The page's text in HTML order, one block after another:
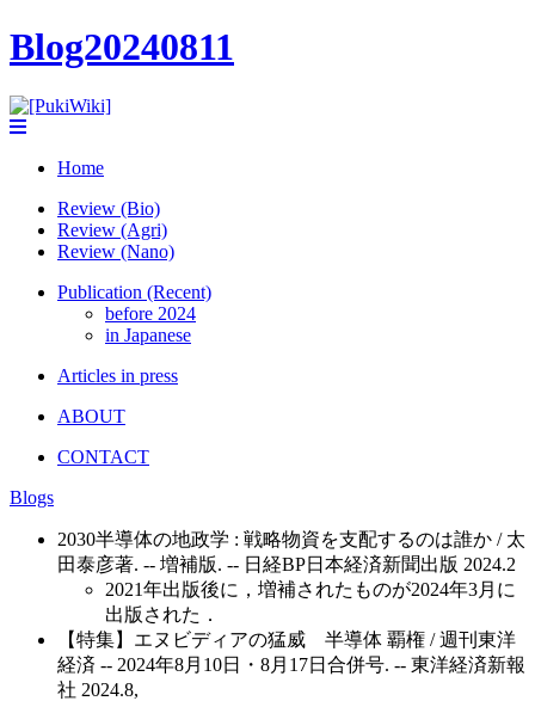
Blog20240811
Home
Review (Bio)
Review (Agri)
Review (Nano)
Publication (Recent)
before 2024
in Japanese
Articles in press
ABOUT
CONTACT
Blogs
2030半導体の地政学 : 戦略物資を支配するのは誰か / 太
田泰彦著. -- 増補版. -- 日経BP日本経済新聞出版 2024.2
2021年出版後に，増補されたものが2024年3月に
出版された．
【特集】エヌビディアの猛威 半導体 覇権 / 週刊東洋
経済 -- 2024年8月10日・8月17日合併号. -- 東洋経済新報
社 2024.8,